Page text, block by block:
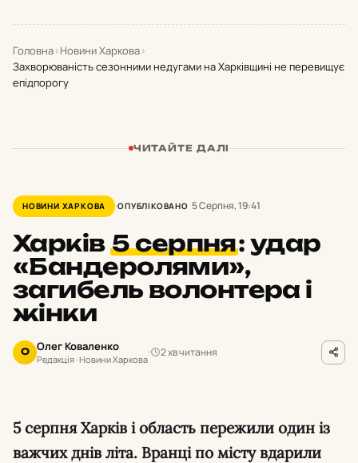
Головна›Новини Харкова›
Захворюваність сезонними недугами на Харківщині не перевищує
епідпорогу
ЧИТАЙТЕ ДАЛІ
НОВИНИ ХАРКОВА ОПУБЛІКОВАНО 5 Серпня, 19:41
Харків5 серпня: удар
«Бандеролями»,
загибель волонтера і
жінки
О Олег Коваленко
Редакція · Новини Харкова
2 хв читання
5 серпня Харків і область пережили один із
важчих днів літа. Вранці по місту вдарили